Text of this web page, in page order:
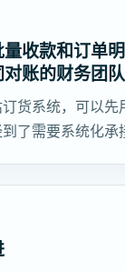
收款和订单
账的财务团队
货系统，可以先
了需要系统化承